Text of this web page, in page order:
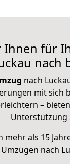
Ihnen für
nach
nach
mit sich
–
Unterstützung
mehr als 15
Umzügen nach